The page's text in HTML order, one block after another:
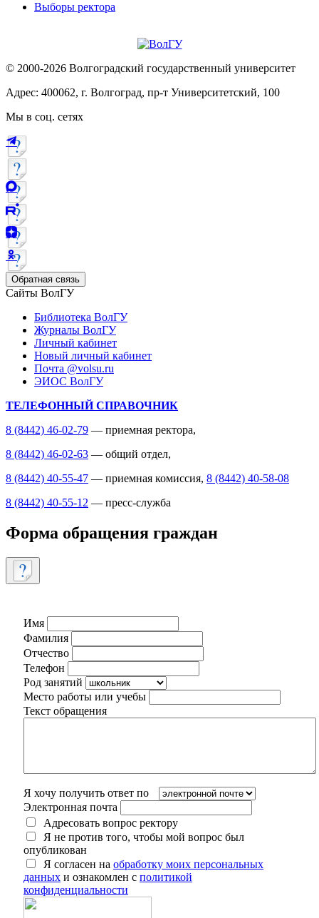
Выборы ректора
© 2000-2026 Волгоградский государственный университет
Адрес: 400062, г. Волгоград, пр-т Университетский, 100
Мы в соц. сетях
Обратная связь
Сайты ВолГУ
Библиотека ВолГУ
Журналы ВолГУ
Личный кабинет
Новый личный кабинет
Почта @volsu.ru
ЭИОС ВолГУ
ТЕЛЕФОННЫЙ СПРАВОЧНИК
8 (8442) 46-02-79 — приемная ректора,
8 (8442) 46-02-63 — общий отдел,
8 (8442) 40-55-47 — приемная комиссия, 8 (8442) 40-58-08
8 (8442) 40-55-12 — пресс-служба
Форма обращения граждан
Имя
Фамилия
Отчество
Телефон
Род занятий
Место работы или учебы
Текст обращения
Я хочу получить ответ по
Электронная почта
Адресовать вопрос ректору
Я не против того, чтобы мой вопрос был
опубликован
Я согласен на обработку моих персональных
данных и ознакомлен с политикой
конфиденциальности